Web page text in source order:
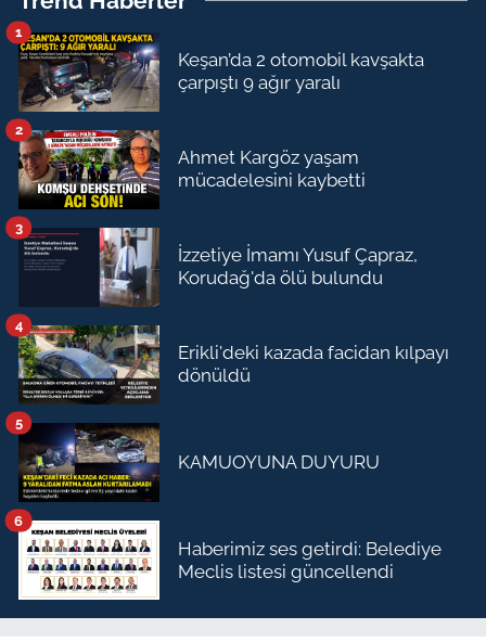
Keşan’da 2 otomobil kavşakta
çarpıştı 9 ağır yaralı
1
Ahmet Kargöz yaşam
mücadelesini kaybetti
2
İzzetiye İmamı Yusuf Çapraz,
Korudağ'da ölü bulundu
3
Erikli'deki kazada facidan kılpayı
dönüldü
4
KAMUOYUNA DUYURU
5
Haberimiz ses getirdi: Belediye
Meclis listesi güncellendi
6